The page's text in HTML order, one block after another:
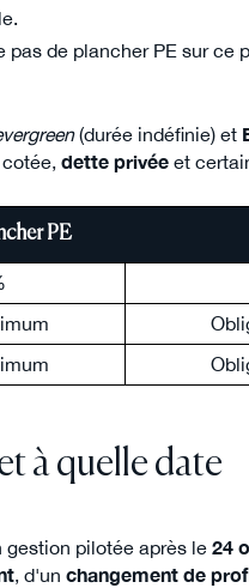
pas de plancher PE sur ce
(durée indéfinie) et
cotée,dette privée et
PE
à quelle date
gestion pilotée après le24
, d'unchangement de